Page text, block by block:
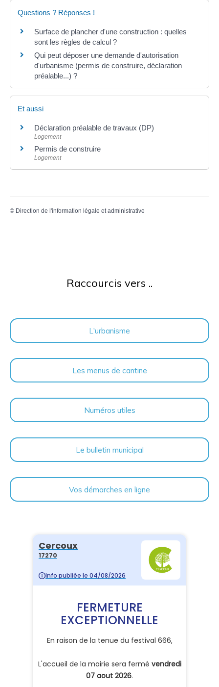
Questions ? Réponses !
Surface de plancher d'une construction : quelles
sont les règles de calcul ?
Qui peut déposer une demande d'autorisation
d'urbanisme (permis de construire, déclaration
préalable...) ?
Et aussi
Déclaration préalable de travaux (DP)
Logement
Permis de construire
Logement
© Direction de l'information légale et administrative
Raccourcis vers ..
L'urbanisme
Les menus de cantine
Numéros utiles
Le bulletin municipal
Vos démarches en ligne